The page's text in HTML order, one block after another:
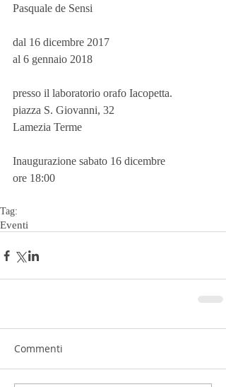
Pasquale de Sensi
dal 16 dicembre 2017
al 6 gennaio 2018
presso il laboratorio orafo Iacopetta.
piazza S. Giovanni, 32
Lamezia Terme
Inaugurazione sabato 16 dicembre
ore 18:00
Tag:
Eventi
Commenti